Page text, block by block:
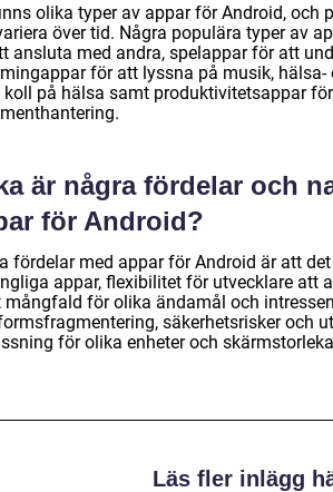
olika typer av appar för Android, och
över tid. Några populära typer av
ansluta med andra, spelappar för att
för att lyssna på musik,
på hälsa samt produktivitetsappar
är några fördelar och
för Android?
fördelar med appar för Android är att
appar, flexibilitet för utvecklare att
mångfald för olika ändamål och
säkerhetsrisker och
för olika enheter och
Läs fler inlägg